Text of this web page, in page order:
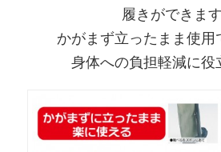
履きができます
かがまず立ったまま使用
身体への負担軽減に役